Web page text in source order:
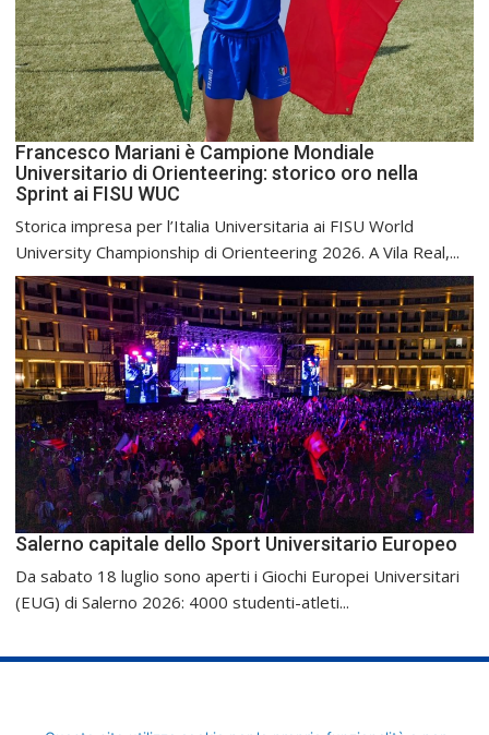
Francesco Mariani è Campione Mondiale
Universitario di Orienteering: storico oro nella
Sprint ai FISU WUC
Storica impresa per l’Italia Universitaria ai FISU World
University Championship di Orienteering 2026. A Vila Real,...
Salerno capitale dello Sport Universitario Europeo
Da sabato 18 luglio sono aperti i Giochi Europei Universitari
(EUG) di Salerno 2026: 4000 studenti-atleti...
FederCUSI: Federazione Italiana dello Sport Universitario - Via